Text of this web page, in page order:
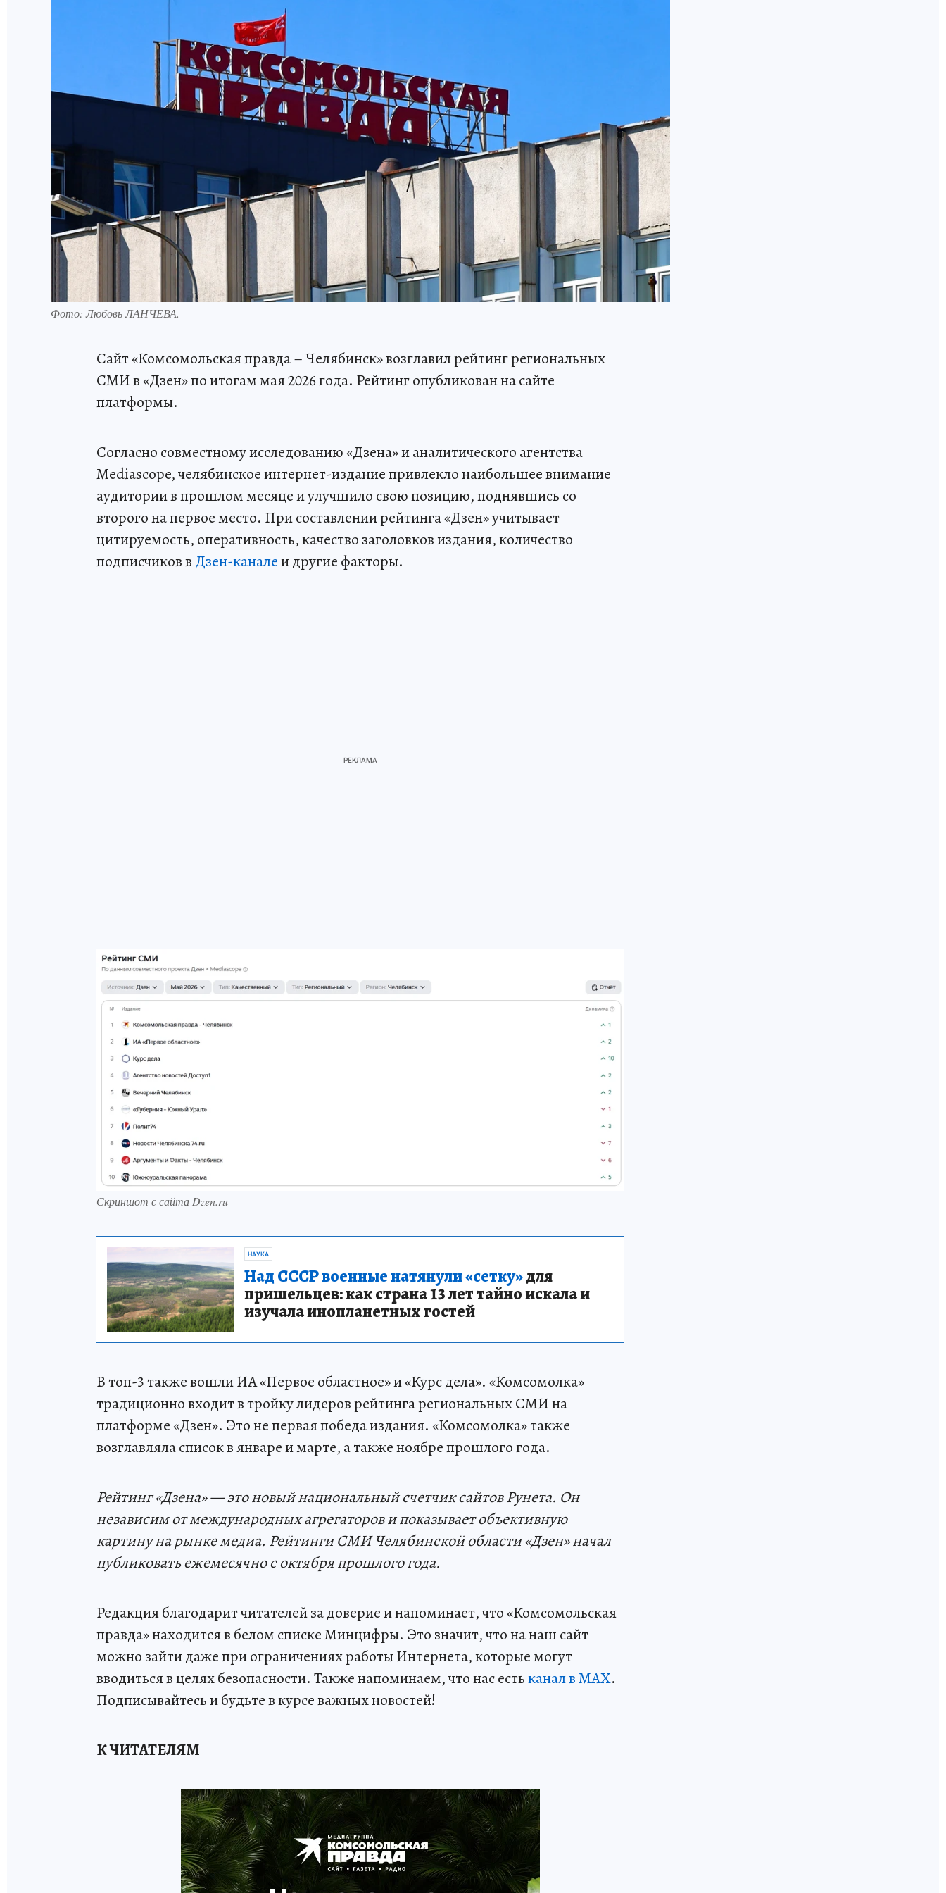
Фото:Любовь ЛАНЧЕВА.
Сайт «Комсомольская правда – Челябинск» возглавил рейтинг региональных
СМИ в «Дзен» по итогам мая 2026 года. Рейтинг опубликован на сайте
платформы.
Согласно совместному исследованию «Дзена» и аналитического агентства
Mediascope, челябинское интернет-издание привлекло наибольшее внимание
аудитории в прошлом месяце и улучшило свою позицию, поднявшись со
второго на первое место. При составлении рейтинга «Дзен» учитывает
цитируемость, оперативность, качество заголовков издания, количество
подписчиков в Дзен-каналеи другие факторы.
Скриншот с сайта Dzen.ru
НАУКА
Над СССР военные натянули «сетку»для
пришельцев: как страна 13 лет тайно искала и
изучала инопланетных гостей
В топ-3 также вошли ИА «Первое областное» и «Курс дела». «Комсомолка»
традиционно входит в тройку лидеров рейтинга региональных СМИ на
платформе «Дзен». Это не первая победа издания. «Комсомолка» также
возглавляла список в январе и марте, а также ноябре прошлого года.
Рейтинг «Дзена» — это новый национальный счетчик сайтов Рунета. Он
независим от международных агрегаторов и показывает объективную
картину на рынке медиа. Рейтинги СМИ Челябинской области «Дзен» начал
публиковать ежемесячно с октября прошлого года.
Редакция благодарит читателей за доверие и напоминает, что «Комсомольская
правда» находится в белом списке Минцифры. Это значит, что на наш сайт
можно зайти даже при ограничениях работы Интернета, которые могут
вводиться в целях безопасности. Также напоминаем, что нас естьканал в MAX.
Подписывайтесь и будьте в курсе важных новостей!
К ЧИТАТЕЛЯМ